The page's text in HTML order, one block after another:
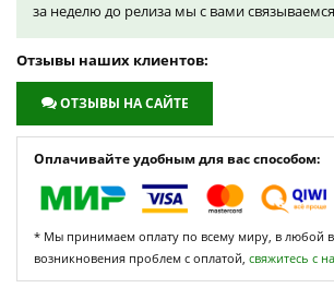
за неделю до релиза мы с вами
Отзывы наших клиентов:
ОТЗЫВЫ НА САЙТЕ
Оплачивайте удобным для вас способом:
* Мы принимаем оплату по всему миру, в любой
возникновения проблем с оплатой, свяжитесь с